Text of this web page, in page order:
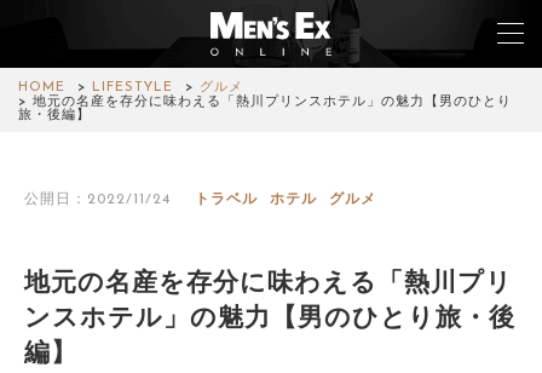
HOME LIFESTYLE
グルメ
地元の名産を存分に味わえる「熱川プリンスホテル」の魅力【男のひとり
旅・後編】
公開日：2022/11/24 トラベル ホテル グルメ
地元の名産を存分に味わえる「熱川プリ
ンスホテル」の魅力【男のひとり旅・後
編】
FASHION
WATCH
CAR&BIKE